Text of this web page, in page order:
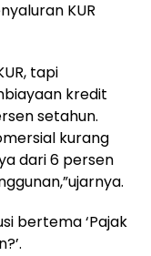
KUR
tapi
kredit
setahun.
kurang
dari 6 persen
bertema ‘Pajak